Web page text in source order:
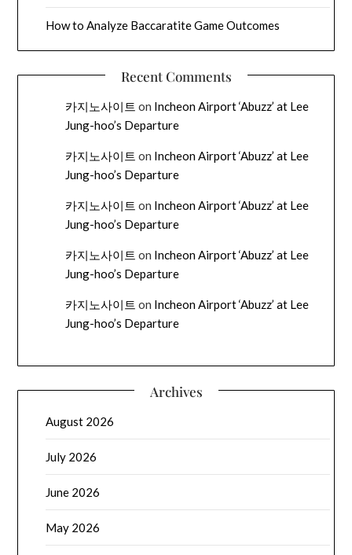
How to Analyze Baccaratite Game Outcomes
Recent Comments
카지노사이트 on Incheon Airport ‘Abuzz’ at Lee
Jung-hoo’s Departure
카지노사이트 on Incheon Airport ‘Abuzz’ at Lee
Jung-hoo’s Departure
카지노사이트 on Incheon Airport ‘Abuzz’ at Lee
Jung-hoo’s Departure
카지노사이트 on Incheon Airport ‘Abuzz’ at Lee
Jung-hoo’s Departure
카지노사이트 on Incheon Airport ‘Abuzz’ at Lee
Jung-hoo’s Departure
Archives
August 2026
July 2026
June 2026
May 2026